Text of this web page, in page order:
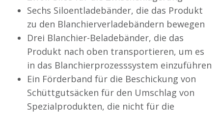
Sechs Siloentladebänder, die das Produkt
zu den Blanchierverladebändern bewegen
Drei Blanchier-Beladebänder, die das
Produkt nach oben transportieren, um es
in das Blanchierprozesssystem einzuführen
Ein Förderband für die Beschickung von
Schüttgutsäcken für den Umschlag von
Spezialprodukten, die nicht für die